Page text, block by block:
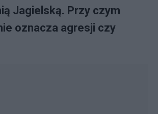
Jagielską. Przy czym
oznacza agresji czy